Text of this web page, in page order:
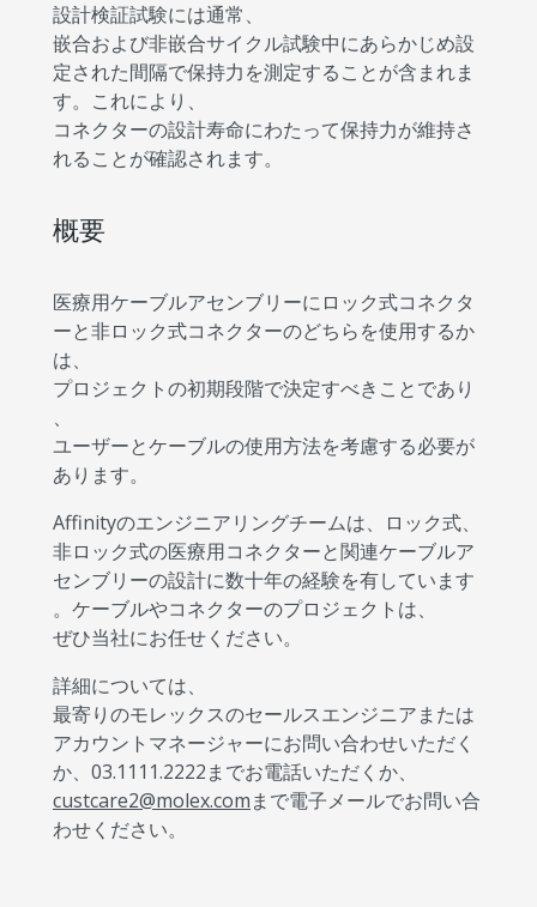
設計検証試験には通常、
嵌合および非嵌合サイクル試験中にあらかじめ設
定された間隔で保持力を測定することが含まれま
す。これにより、
コネクターの設計寿命にわたって保持力が維持さ
れることが確認されます。
概要
医療用ケーブルアセンブリーにロック式コネクタ
ーと非ロック式コネクターのどちらを使用するか
は、
プロジェクトの初期段階で決定すべきことであり
、
ユーザーとケーブルの使用方法を考慮する必要が
あります。
Affinityのエンジニアリングチームは、ロック式、
非ロック式の医療用コネクターと関連ケーブルア
センブリーの設計に数十年の経験を有しています
。ケーブルやコネクターのプロジェクトは、
ぜひ当社にお任せください。
詳細については、
最寄りのモレックスのセールスエンジニアまたは
アカウントマネージャーにお問い合わせいただく
か、03.1111.2222までお電話いただくか、
custcare2@molex.comまで電子メールでお問い合
わせください。